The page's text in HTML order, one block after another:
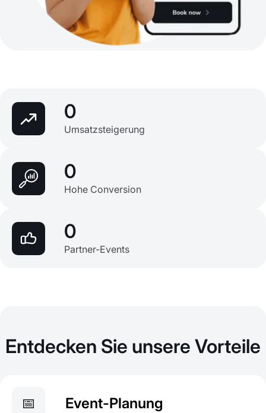
0
Umsatzsteigerung
0
Hohe Conversion
0
Partner-Events
Entdecken Sie unsere Vorteile
📅 Event-Planung